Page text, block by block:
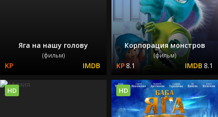
Яга на нашу голову
(фильм)
Корпорация монстров
(фильм)
8.1 8.1
HD HD